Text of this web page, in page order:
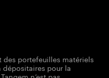
portefeuilles matériels
pour la